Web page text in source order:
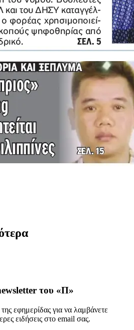
του «Π»
εφημερίδας για να λαμβάνετε
ειδήσεις στο email σας.